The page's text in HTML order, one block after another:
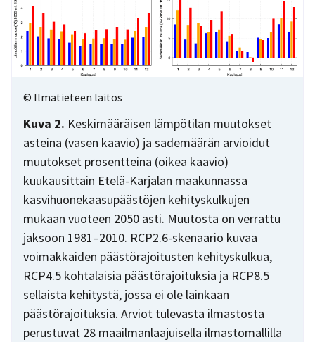
Kuva 2. Keskimääräisen lämpötilan muutokset
asteina (vasen kaavio) ja sademäärän arvioidut
muutokset prosentteina (oikea kaavio)
kuukausittain Etelä-Karjalan maakunnassa
kasvihuonekaasupäästöjen kehityskulkujen
mukaan vuoteen 2050 asti. Muutosta on verrattu
jaksoon 1981–2010. RCP2.6-skenaario kuvaa
voimakkaiden päästörajoitusten kehityskulkua,
RCP4.5 kohtalaisia päästörajoituksia ja RCP8.5
sellaista kehitystä, jossa ei ole lainkaan
päästörajoituksia. Arviot tulevasta ilmastosta
perustuvat 28 maailmanlaajuisella ilmastomallilla
© Ilmatieteen laitos